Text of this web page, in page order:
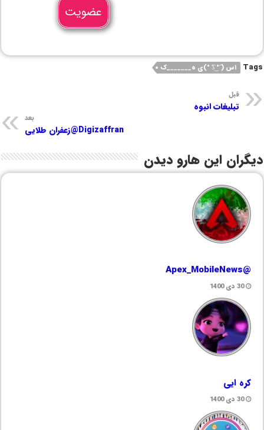
عضویت
Tags اس ( ͡° ͜ʖ ͡°)ی ه_______ک
قبل
تبلیغات انبوه
بعد
Digizaffran@زعفران طلایی
دیگران این هارو دیدن
@Apex_MobileNews
30 دی 1400
کره ایی
30 دی 1400